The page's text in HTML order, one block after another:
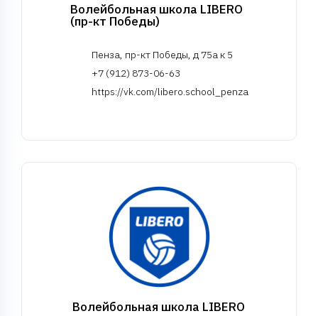
Волейбольная школа LIBERO
(пр-кт Победы)
Пенза, пр-кт Победы, д 75а к 5
+7 (912) 873-06-63
https://vk.com/libero.school_penza
Волейбольная школа LIBERO